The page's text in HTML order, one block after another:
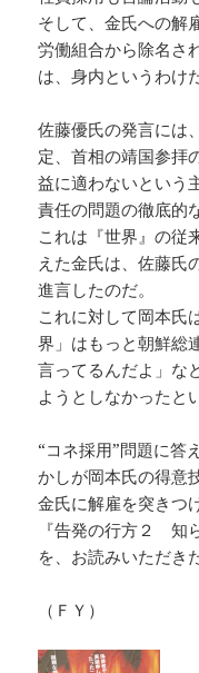
そして、金氏への解
労働組合から除名さ
は、身内というわけだ
佐藤優氏の発言には
定、首相の靖国参拝
益に適わないという
責任の問題の徹底的
これは『世界』の従
えた金氏は、佐藤氏
進言したのだ。
これに対して岡本氏
界」はもっと朝鮮総
言ってるんだよ」な
ようとしなかったと
“コネ採用”問題に答
かしが岡本氏の得意
金氏に解雇を突きつ
『告発の行方２ 知
を、お読みいただき
（ＦＹ）